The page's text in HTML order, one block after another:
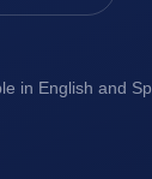
in English and